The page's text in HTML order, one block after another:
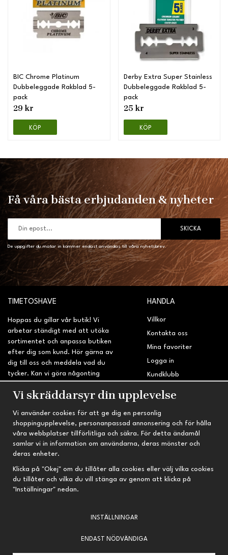
BIC Chrome Platinum
Dubbeleggade Rakblad 5-
pack
29 kr
KÖP
Derby Extra Super Stainless
Dubbeleggade Rakblad 5-
pack
25 kr
KÖP
Få våra bästa erbjudanden & nyheter
SKICKA
De uppgifter du matar in kommer endast användas till våra nyhetsbrev.
TIMETOSHAVE
Hoppas du gillar vår butik! Vi
arbetar ständigt med att utöka
sortimentet och anpassa butiken
efter dig som kund. Hör gärna av
dig till oss och meddela vad du
tycker. Kan vi göra någonting
sidan?
HANDLA
Villkor
Kontakta oss
Mina favoriter
Logga in
Kundklubb
INFORMATION
Om oss
Nyheter
Nyhetsbrev
Om cookies
Prenumeration
TRYGG HANDEL
Fri frakt vid köp över 695 kr
Kvalitetsprodukter till kanonpris
Vi skräddarsyr din upplevelse
Vi använder cookies för att ge dig en personlig
shoppingupplevelse, personanpassad annonsering och för hålla
våra webbplatser tillförlitliga och säkra. För detta ändamål
samlar vi in information om användarna, deras mönster och
deras enheter.
Klicka på "Okej" om du tillåter alla cookies eller välj vilka cookies
du tillåter och vilka du vill stänga av genom att klicka på
"Inställningar" nedan.
INSTÄLLNINGAR
ENDAST NÖDVÄNDIGA